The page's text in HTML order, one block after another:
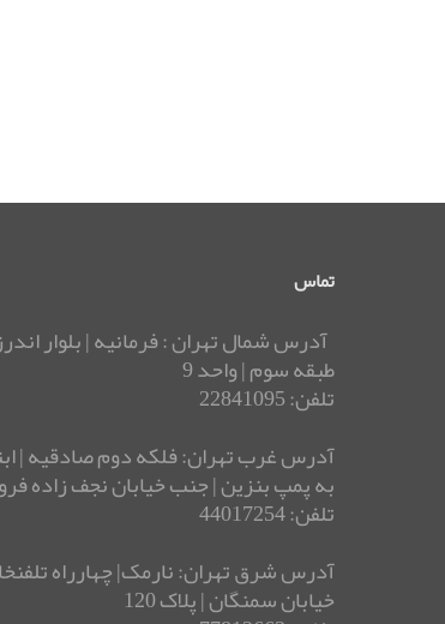
تماس
آدرس شمال تهران : فرمانیه | بلوار
طبقه سوم | واحد 9
تلفن: 22841095
آدرس غرب تهران: فلکه دوم صادقیه |
به پمپ بنزین | جنب خیابان نجف زاده فروتن | پلاک 13 |
تلفن: 44017254
خیابان سمنگان | پلاک 120